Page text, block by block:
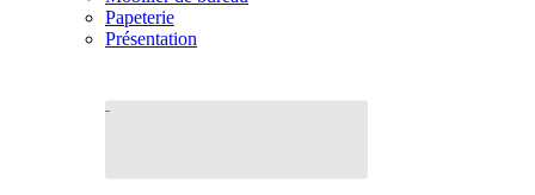
Papeterie
Présentation